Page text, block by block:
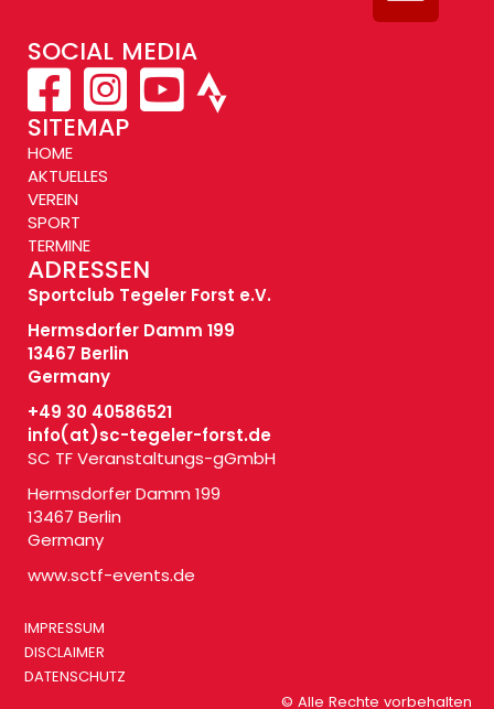
SOCIAL MEDIA
SITEMAP
HOME
AKTUELLES
VEREIN
SPORT
TERMINE
ADRESSEN
Sportclub Tegeler Forst e.V.
Hermsdorfer Damm 199
13467 Berlin
Germany
+49 30 40586521
info(at)sc-tegeler-forst.de
SC TF Veranstaltungs-gGmbH
Hermsdorfer Damm 199
13467 Berlin
Germany
www.sctf-events.de
IMPRESSUM
DISCLAIMER
DATENSCHUTZ
© Alle Rechte vorbehalten